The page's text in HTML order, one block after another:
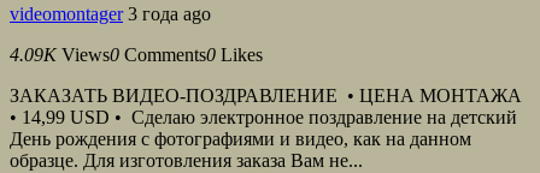
videomontager 3 года ago
4.09K Views0 Comments0 Likes
ЗАКАЗАТЬ ВИДЕО-ПОЗДРАВЛЕНИЕ • ЦЕНА МОНТАЖА
• 14,99 USD • Сделаю электронное поздравление на детский
День рождения с фотографиями и видео, как на данном
образце. Для изготовления заказа Вам не...